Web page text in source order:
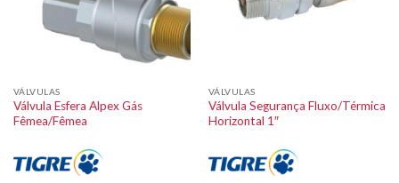
VÁLVULAS
Válvula Esfera Alpex Gás
Fêmea/Fêmea
VÁLVULAS
Válvula Segurança Fluxo/Térmica
Horizontal 1″